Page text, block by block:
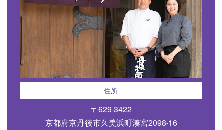
住所
〒629-3422
京都府京丹後市久美浜町湊宮2098-16